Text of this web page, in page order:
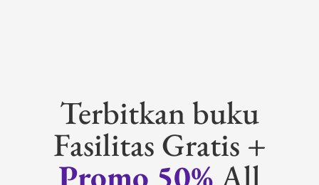
Terbitkan buku
Fasilitas Gratis +
Promo 50%All